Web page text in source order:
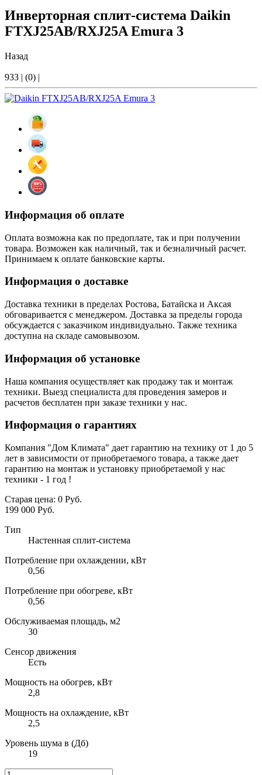
Инверторная сплит-система Daikin
FTXJ25AB/RXJ25A Emura 3
Назад
933 | (0) |
Информация об оплате
Оплата возможна как по предоплате, так и при получении
товара. Возможен как наличный, так и безналичный расчет.
Принимаем к оплате банковские карты.
Информация о доставке
Доставка техники в пределах Ростова, Батайска и Аксая
обговаривается с менеджером. Доставка за пределы города
обсуждается с заказчиком индивидуально. Также техника
доступна на складе самовывозом.
Информация об установке
Наша компания осуществляет как продажу так и монтаж
техники. Выезд специалиста для проведения замеров и
расчетов бесплатен при заказе техники у нас.
Информация о гарантиях
Компания "Дом Климата" дает гарантию на технику от 1 до 5
лет в зависимости от приобретаемого товара, а также дает
гарантию на монтаж и установку приобретаемой у нас
техники - 1 год !
Старая цена: 0 Руб.
199 000 Руб.
Тип
Настенная сплит-система
Потребление при охлаждении, кВт
0,56
Потребление при обогреве, кВт
0,56
Обслуживаемая площадь, м2
30
Сенсор движения
Есть
Мощность на обогрев, кВт
2,8
Мощность на охлаждение, кВт
2,5
Уровень шума в (Дб)
19